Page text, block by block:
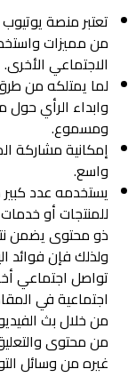
من مميزات
الاجتماعي الأخرى.
لما يمتلكه من
وابداء الرأي
ومسموع.
إمكانية مشاركة
واسع.
يستخدمه عدد
للمنتجات أو
ذو محتوى يضمن
ولذلك فإن فوائد
تواصل اجتماعي
اجتماعية في
من خلال بث
من محتوى
غيره من وسائل